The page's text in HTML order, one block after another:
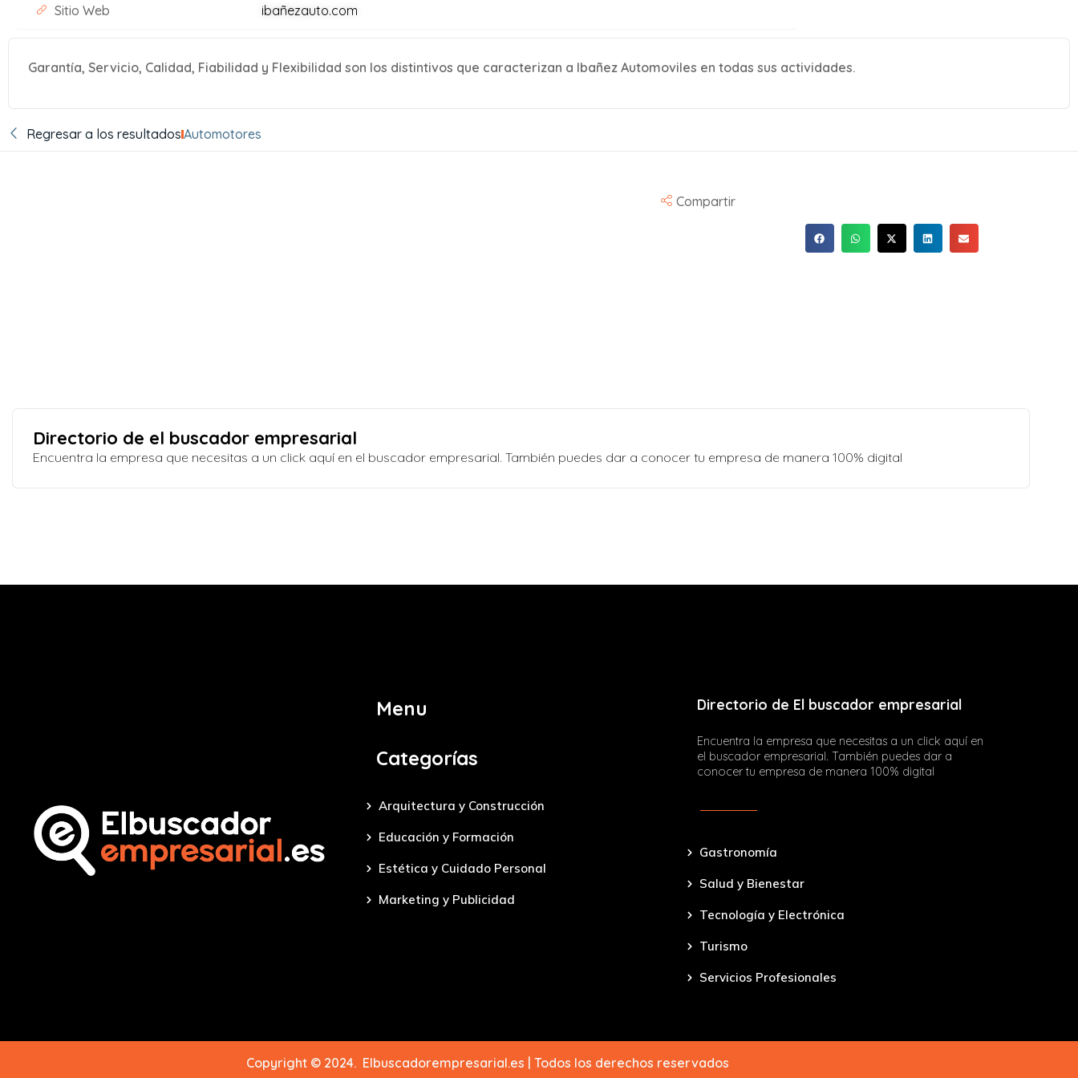
Sitio Web ibañezauto.com
Garantía, Servicio, Calidad, Fiabilidad y Flexibilidad son los distintivos que caracterizan a Ibañez Automoviles en todas sus actividades.
Regresar a los resultadosAutomotores
Compartir
Directorio de el buscador empresarial
Encuentra la empresa que necesitas a un click aquí en el buscador empresarial. También puedes dar a conocer tu empresa de manera 100% digital
Menu
Categorías
Arquitectura y Construcción
Educación y Formación
Estética y Cuidado Personal
Marketing y Publicidad
Directorio de El buscador empresarial
Encuentra la empresa que necesitas a un click aquí en
el buscador empresarial. También puedes dar a
conocer tu empresa de manera 100% digital
Gastronomía
Salud y Bienestar
Tecnología y Electrónica
Turismo
Servicios Profesionales
Copyright © 2024. Elbuscadorempresarial.es | Todos los derechos reservados